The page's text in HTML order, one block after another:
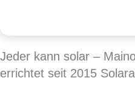
Jeder kann solar –
errichtet seit 2015